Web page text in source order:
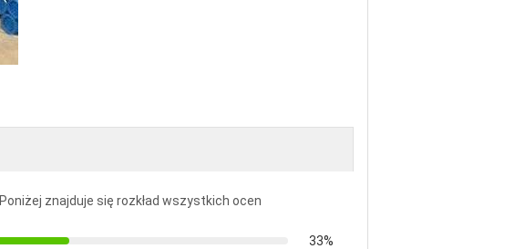
Poniżej znajduje się rozkład wszystkich ocen
33%